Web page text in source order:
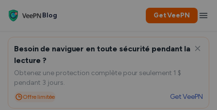
Blog Get VeePN
Le Navigateur Tor est-il sûr ?
5 Choses à Savoir Avant de
l’Utiliser
Besoin de naviguer en toute sécurité pendant la
lecture ?
Obtenez une protection complète pour seulement 1 $
pendant 3 jours.
Offre limitée Get VeePN